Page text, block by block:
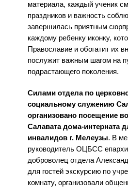
материала, каждый ученик
праздников и важность
завершилась приятным
каждому ребенку иконку,
Православие и обогатит их
послужит важным шагом на
подрастающего поколения.
Силами отдела по
социальному служению
организовано посещение
Салавата дома-интерната
инвалидов г. Мелеузы. В
руководитель ОЦБСС
доброволец отдела
для гостей экскурсию по
комнату, организовали